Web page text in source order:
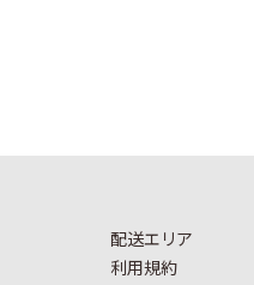
配送エリア
利用規約